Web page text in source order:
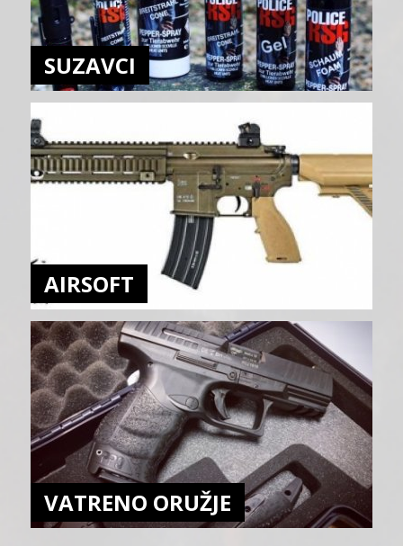
SUZAVCI
AIRSOFT
VATRENO ORUŽJE